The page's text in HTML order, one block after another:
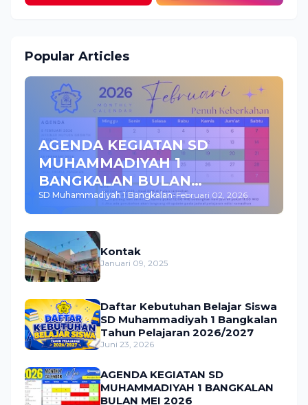
Popular Articles
AGENDA KEGIATAN SD
MUHAMMADIYAH 1
BANGKALAN BULAN
FEBRUARI 2026
SD Muhammadiyah 1 Bangkalan-Februari 02, 2026
Kontak
Januari 09, 2025
Daftar Kebutuhan Belajar Siswa
SD Muhammadiyah 1 Bangkalan
Tahun Pelajaran 2026/2027
Juni 23, 2026
AGENDA KEGIATAN SD
MUHAMMADIYAH 1 BANGKALAN
BULAN MEI 2026